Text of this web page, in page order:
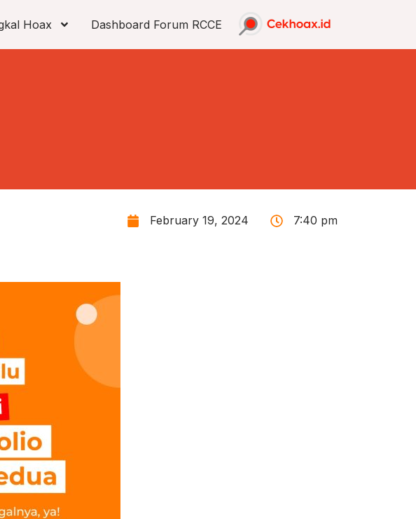
Hoax Dashboard Forum RCCE
February 19, 2024 7:40 pm